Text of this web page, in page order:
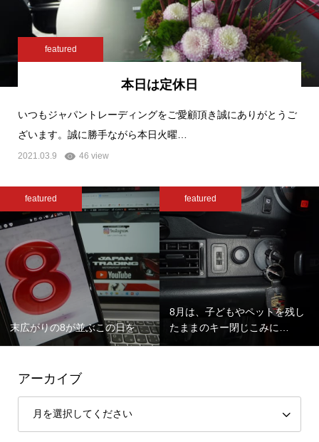
featured
本日は定休日
いつもジャパントレーディングをご愛顧頂き誠にありがとうご
ざいます。誠に勝手ながら本日火曜…
2021.03.9 46 view
featured
末広がりの8が並ぶこの日を
featured
8月は、子どもやペットを残し
たままのキー閉じこみに…
アーカイブ